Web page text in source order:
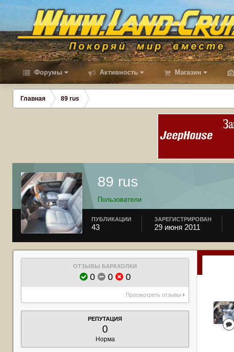
Форумы Активность Магазин
Главная 89 rus
89 rus
Пользователи
ПУБЛИКАЦИИ
43
ЗАРЕГИСТРИРОВАН
29 июня 2011
ОТЗЫВЫ БАРАХОЛКИ
0 0 0
Просмотреть отзывы
РЕПУТАЦИЯ
0
Норма